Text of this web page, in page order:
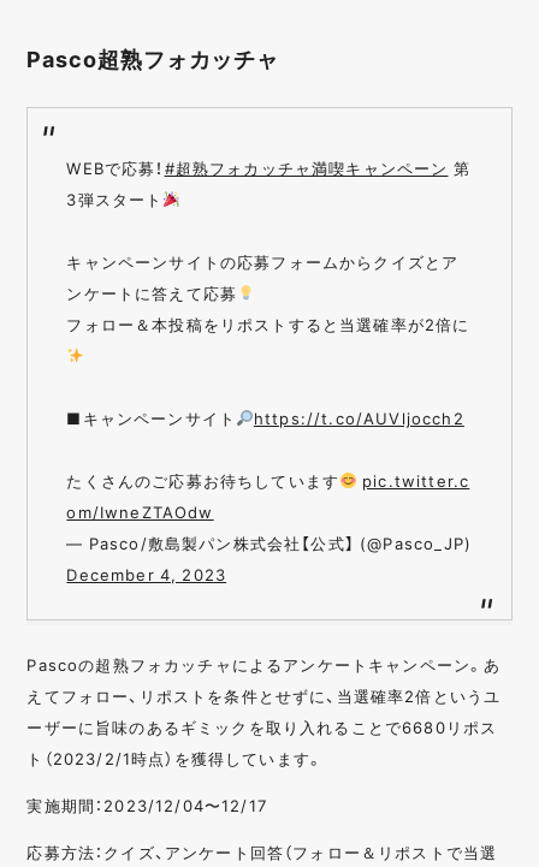
Pasco超熟フォカッチャ
WEBで応募！ #超熟フォカッチャ満喫キャンペーン 第
3弾スタート
キャンペーンサイトの応募フォームからクイズとア
ンケートに答えて応募
フォロー＆本投稿をリポストすると当選確率が2倍に
■キャンペーンサイト https://t.co/AUVljocch2
たくさんのご応募お待ちしています
pic.twitter.c
om/IwneZTAOdw
— Pasco/敷島製パン株式会社【公式】 (@Pasco_JP)
December 4, 2023
Pascoの超熟フォカッチャによるアンケートキャンペーン。あ
えてフォロー、リポストを条件とせずに、当選確率2倍というユ
ーザーに旨味のあるギミックを取り入れることで6680リポス
ト（2023/2/1時点）を獲得しています。
実施期間：2023/12/04〜12/17
応募方法：クイズ、アンケート回答（フォロー＆リポストで当選